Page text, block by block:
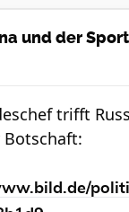
und der Sport
trifft